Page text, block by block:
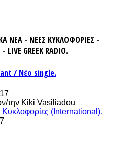
ΝΕΑ - ΝΕΕΣ ΚΥΚΛΟΦΟΡΙΕΣ -
LIVE GREEK RADIO.
/ Νέο single.
την Kiki Vasiliadou
Κυκλοφορίες (International).